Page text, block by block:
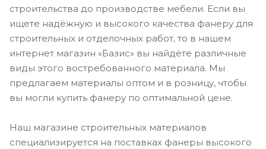
строительства до производстве мебели. Если вы
ищете надёжную и высокого качества фанеру для
строительных и отделочных работ, то в нашем
интернет магазин «Базис» вы найдёте различные
виды этого востребованного материала. Мы
предлагаем материалы оптом и в розницу, чтобы
вы могли купить фанеру по оптимальной цене.
Наш магазине строительных материалов
специализируется на поставках фанеры высокого